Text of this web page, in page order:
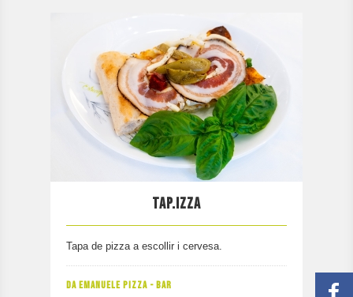
TAP.IZZA
Tapa de pizza a escollir i cervesa.
DA EMANUELE PIZZA - BAR